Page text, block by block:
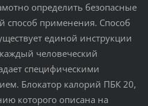
определить безопасные
способ применения. Способ
единой инструкции
человеческий
специфическими
Блокатор калорий ПБК 20,
которого описана на